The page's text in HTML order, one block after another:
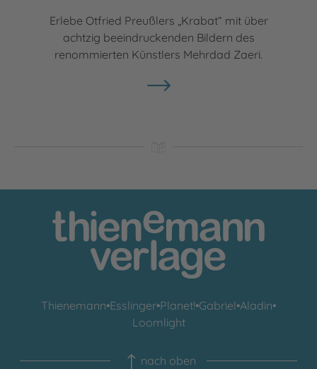
Erlebe Otfried Preußlers „Krabat“ mit über
achtzig beeindruckenden Bildern des
renommierten Künstlers Mehrdad Zaeri.
Thienemann•Esslinger•Planet!•Gabriel•Aladin•
Loomlight
nach oben